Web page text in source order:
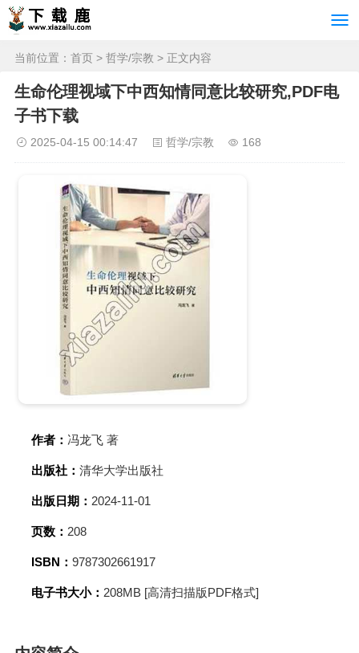
当前位置： 首页 > 哲学/宗教 > 正文内容
生命伦理视域下中西知情同意比较研究,PDF电
子书下载
2025-04-15 00:14:47 哲学/宗教 168
作者： 冯龙飞 著
出版社： 清华大学出版社
出版日期： 2024-11-01
页数： 208
ISBN： 9787302661917
电子书大小： 208MB [高清扫描版PDF格式]